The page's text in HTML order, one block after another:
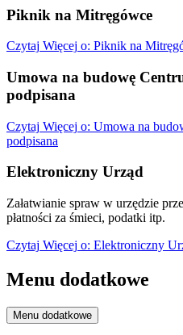
Piknik na Mitręgówce
Czytaj Więcej o: Piknik na
Umowa na budowę
podpisana
Czytaj Więcej o: Umowa na
podpisana
Elektroniczny Urząd
Załatwianie spraw w urzędzie
płatności za śmieci, podatki itp.
Czytaj Więcej o: Elektroniczny
Menu dodatkowe
Menu dodatkowe